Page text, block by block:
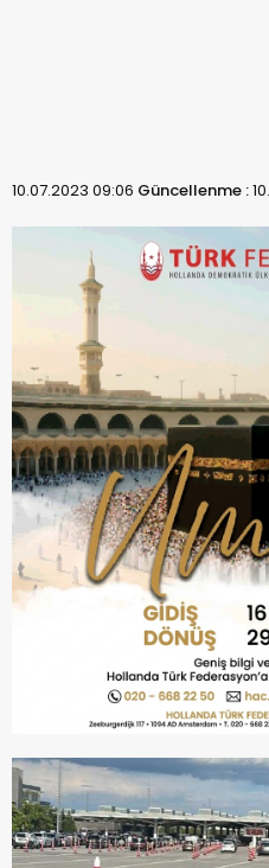
10.07.2023 09:06 Güncellenme :